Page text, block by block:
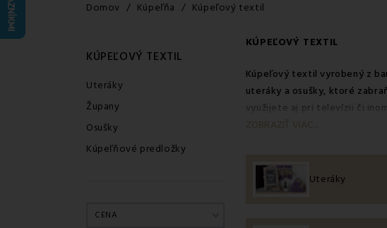
Domov Kúpeľňa Kúpeľový textil
KÚPEĽOVÝ TEXTIL
Uteráky
Župany
Osušky
Kúpeľňové predložky
CENA
KÚPEĽOVÝ TEXTIL
Kúpeľový textil vyrobený z
uteráky a osušky, ktoré
využijete aj pri televízii či
chcete vedieť o kúpeľovom
ZOBRAZIŤ VIAC...
Uteráky